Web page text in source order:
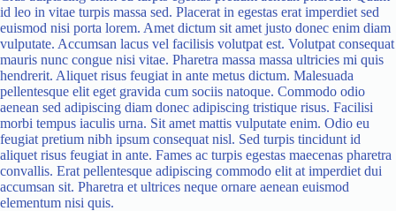
id leo in vitae turpis massa sed. Placerat in egestas erat imperdiet sed
euismod nisi porta lorem. Amet dictum sit amet justo donec enim diam
vulputate. Accumsan lacus vel facilisis volutpat est. Volutpat consequat
mauris nunc congue nisi vitae. Pharetra massa massa ultricies mi quis
hendrerit. Aliquet risus feugiat in ante metus dictum. Malesuada
pellentesque elit eget gravida cum sociis natoque. Commodo odio
aenean sed adipiscing diam donec adipiscing tristique risus. Facilisi
morbi tempus iaculis urna. Sit amet mattis vulputate enim. Odio eu
feugiat pretium nibh ipsum consequat nisl. Sed turpis tincidunt id
aliquet risus feugiat in ante. Fames ac turpis egestas maecenas pharetra
convallis. Erat pellentesque adipiscing commodo elit at imperdiet dui
accumsan sit. Pharetra et ultrices neque ornare aenean euismod
elementum nisi quis.